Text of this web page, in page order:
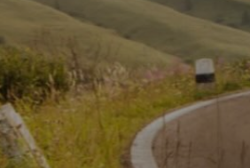
Garmin Explore App